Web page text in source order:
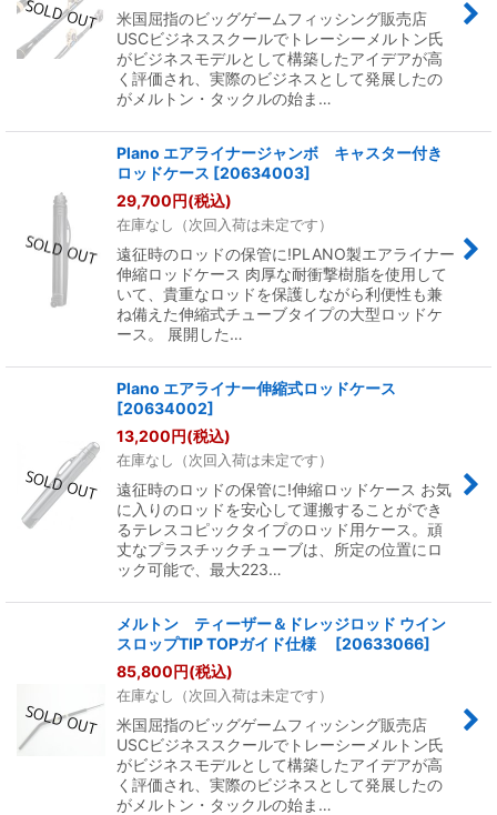
米国屈指のビッグゲームフィッシング販売店
USCビジネススクールでトレーシーメルトン氏
がビジネスモデルとして構築したアイデアが高
く評価され、実際のビジネスとして発展したの
がメルトン・タックルの始ま…
Plano エアライナージャンボ キャスター付き
ロッドケース [20634003]
29,700円(税込)
在庫なし（次回入荷は未定です）
遠征時のロッドの保管に!PLANO製エアライナー
伸縮ロッドケース 肉厚な耐衝撃樹脂を使用して
いて、貴重なロッドを保護しながら利便性も兼
ね備えた伸縮式チューブタイプの大型ロッドケ
ース。 展開した…
Plano エアライナー伸縮式ロッドケース
[20634002]
13,200円(税込)
在庫なし（次回入荷は未定です）
遠征時のロッドの保管に!伸縮ロッドケース お気
に入りのロッドを安心して運搬することができ
るテレスコピックタイプのロッド用ケース。頑
丈なプラスチックチューブは、所定の位置にロ
ック可能で、最大223…
メルトン ティーザー＆ドレッジロッド ウイン
スロップTIP TOPガイド仕様
[20633066]
85,800円(税込)
在庫なし（次回入荷は未定です）
米国屈指のビッグゲームフィッシング販売店
USCビジネススクールでトレーシーメルトン氏
がビジネスモデルとして構築したアイデアが高
く評価され、実際のビジネスとして発展したの
がメルトン・タックルの始ま…